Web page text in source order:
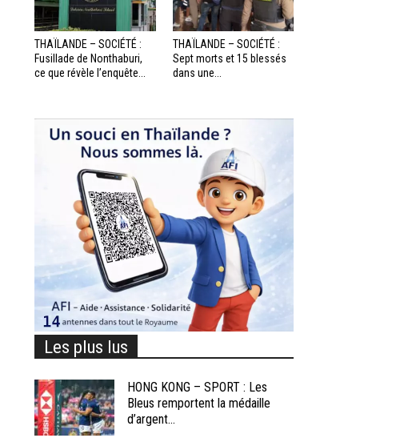
THAÏLANDE – SOCIÉTÉ :
Fusillade de Nonthaburi,
ce que révèle l’enquête...
THAÏLANDE – SOCIÉTÉ :
Sept morts et 15 blessés
dans une...
Les plus lus
HONG KONG – SPORT : Les
Bleus remportent la médaille
d’argent...